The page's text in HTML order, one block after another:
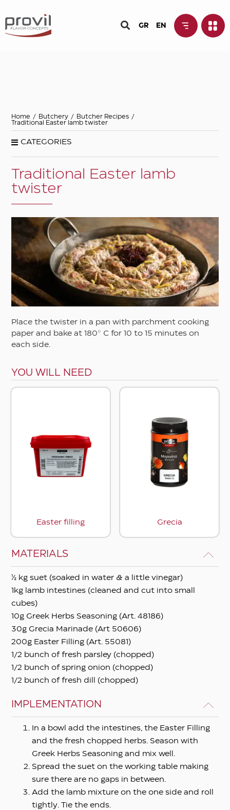
GR EN
Home / Butchery / Butcher Recipes /
Traditional Easter lamb twister
CATEGORIES
Traditional Easter lamb
twister
Place the twister in a pan with parchment cooking
paper and bake at 180° C for 10 to 15 minutes on
each side.
YOU WILL NEED
Easter filling Grecia
MATERIALS
½ kg suet (soaked in water & a little vinegar)
1kg lamb intestines (cleaned and cut into small
cubes)
10g Greek Herbs Seasoning (Art. 48186)
30g Grecia Marinade (Art 50606)
200g Easter Filling (Art. 55081)
1/2 bunch of fresh parsley (chopped)
1/2 bunch of spring onion (chopped)
1/2 bunch of fresh dill (chopped)
IMPLEMENTATION
In a bowl add the intestines, the Easter Filling
and the fresh chopped herbs. Season with
Greek Herbs Seasoning and mix well.
Spread the suet on the working table making
sure there are no gaps in between.
Add the lamb mixture on the one side and roll
tightly. Tie the ends.
Main material of the
recipe
Pasta
Puff pastry
Sausages
Vegetables & salads
Special character
Asian
Autumn
Barbeque
Christmas and festive
Cooked
Easter
Ethnic
Fasting
Summer
Vegetarian